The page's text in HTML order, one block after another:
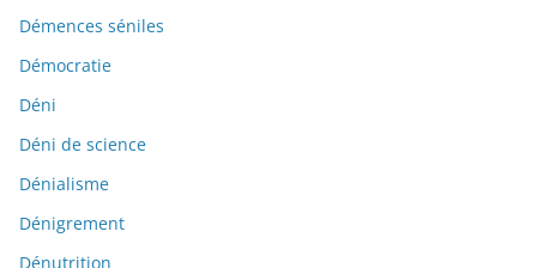
Démences séniles
Démocratie
Déni
Déni de science
Dénialisme
Dénigrement
Dénutrition